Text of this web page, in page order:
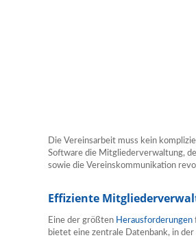
Die Vereinsarbeit muss kein
Software die Mitgliederverwaltung,
sowie die Vereinskommunikation
Effiziente
Eine der größten Herausforderungen
bietet eine zentrale Datenbank, in